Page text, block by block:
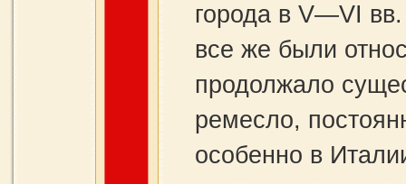
города в V—VI
все же были
продолжало
ремесло,
особенно в